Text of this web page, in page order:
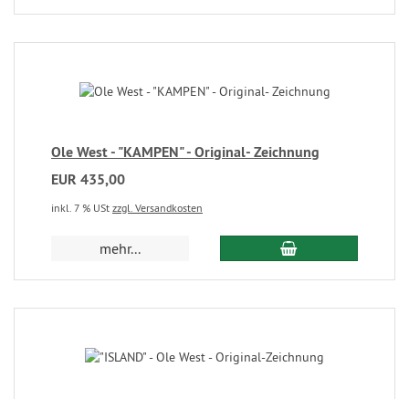
Ole West - "KAMPEN" - Original- Zeichnung
EUR 435,00
inkl. 7 % USt zzgl. Versandkosten
mehr...